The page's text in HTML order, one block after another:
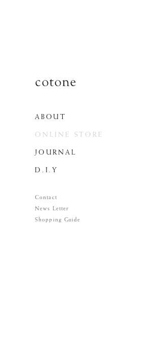
ABOUT
ONLINE STORE
JOURNAL
D.I.Y
Contact
News Letter
Shopping Guide